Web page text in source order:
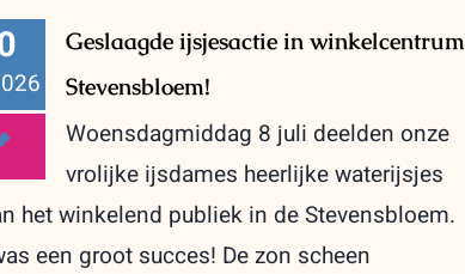
Geslaagde ijsjesactie in winkelcentrum
Stevensbloem!
Woensdagmiddag 8 juli deelden onze
vrolijke ijsdames heerlijke waterijsjes
het winkelend publiek in de Stevensbloem.
een groot succes! De zon scheen